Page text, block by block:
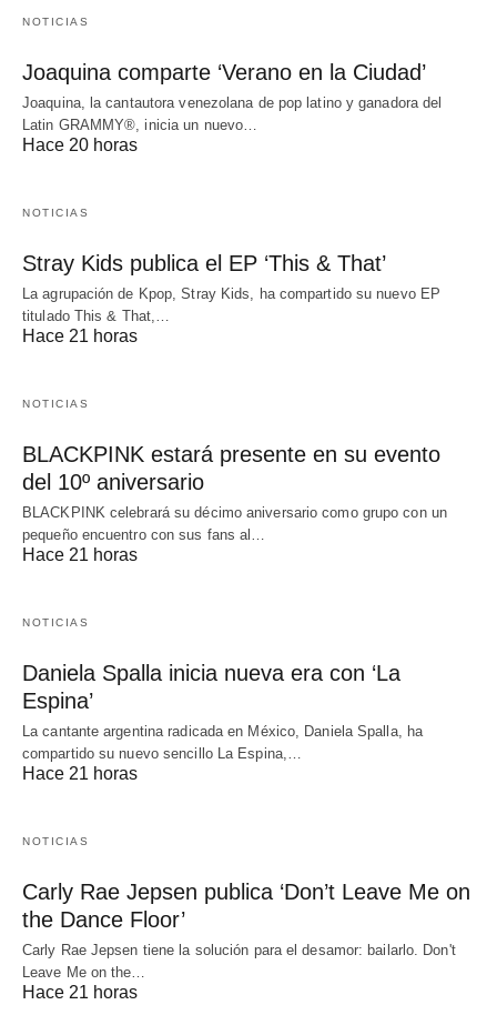
NOTICIAS
Joaquina comparte ‘Verano en la Ciudad’
Joaquina, la cantautora venezolana de pop latino y ganadora del
Latin GRAMMY®, inicia un nuevo…
Hace 20 horas
NOTICIAS
Stray Kids publica el EP ‘This & That’
La agrupación de Kpop, Stray Kids, ha compartido su nuevo EP
titulado This & That,…
Hace 21 horas
NOTICIAS
BLACKPINK estará presente en su evento
del 10º aniversario
BLACKPINK celebrará su décimo aniversario como grupo con un
pequeño encuentro con sus fans al…
Hace 21 horas
NOTICIAS
Daniela Spalla inicia nueva era con ‘La
Espina’
La cantante argentina radicada en México, Daniela Spalla, ha
compartido su nuevo sencillo La Espina,…
Hace 21 horas
NOTICIAS
Carly Rae Jepsen publica ‘Don’t Leave Me on
the Dance Floor’
Carly Rae Jepsen tiene la solución para el desamor: bailarlo. Don't
Leave Me on the…
Hace 21 horas